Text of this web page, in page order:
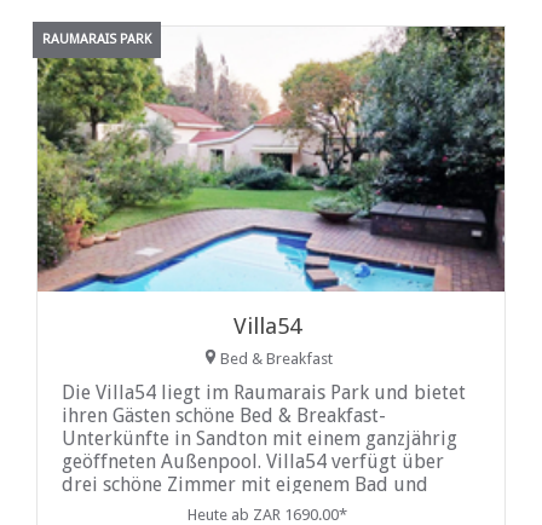
RAUMARAIS PARK
Villa54
Bed & Breakfast
Die Villa54 liegt im Raumarais Park und bietet
ihren Gästen schöne Bed & Breakfast-
Unterkünfte in Sandton mit einem ganzjährig
geöffneten Außenpool. Villa54 verfügt über
drei schöne Zimmer mit eigenem Bad und
Queensize- oder Kingsize-Betten. Jedes der
Heute ab ZAR 1690.00*